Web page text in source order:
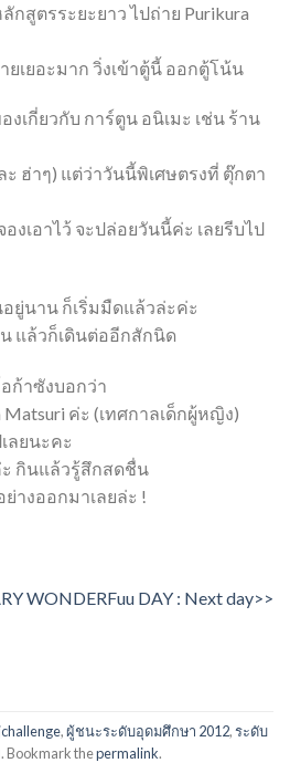
สูตรระยะยาว ไปถ่าย Purikura
ยเยอะมาก วิ่งเข้าตู้นี้ ออกตู้โน้น
เกี่ยวกับ การ์ตูน อนิเมะ เช่น ร้าน
ฮ่าๆ) แต่ว่าวันนี้พิเศษตรงที่ ตุ๊กตา
งเอาไว้ จะปล่อยวันนี้ค่ะ เลยรีบไป
ยู่นาน ก็เริ่มมืดแล้วล่ะค่ะ
ดิน แล้วก็เดินต่ออีกสักนิด
ก้าซังบอกว่า
ค่ะ (เทศกาลเด็กผู้หญิง)
ลยนะคะ
ะ กินแล้วรู้สึกสดชื่น
างออกมาเลยล่ะ !
WONDERFuu DAY : Next day>>
,ผู้ชนะระดับอุดมศึกษา 2012,ระดับ
. Bookmark thepermalink.